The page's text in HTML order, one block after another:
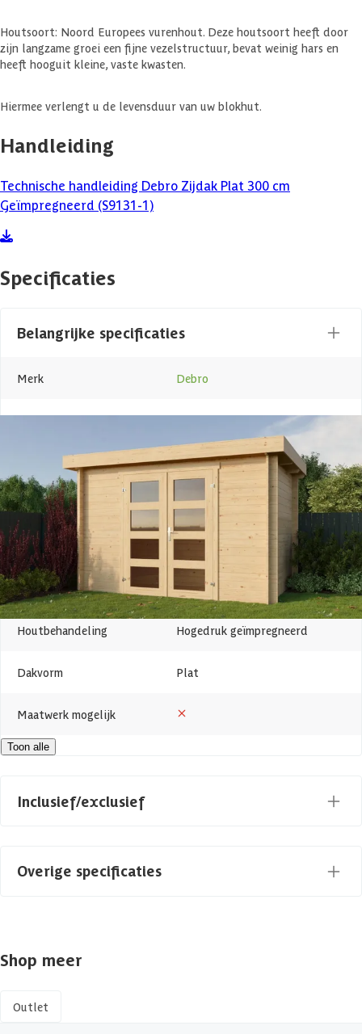
Houtsoort: Noord Europees vurenhout. Deze houtsoort heeft door
zijn langzame groei een fijne vezelstructuur, bevat weinig hars en
heeft hooguit kleine, vaste kwasten.
Hiermee verlengt u de levensduur van uw blokhut.
Handleiding
Technische handleiding Debro Zijdak Plat 300 cm
Geïmpregneerd (S9131-1)
Specificaties
Belangrijke specificaties
Merk Debro
240 cm
Hoogte 213 cm
Oppervlakte 7 m2
Wanddikte 28 mm
Houtbehandeling Hogedruk geïmpregneerd
Dakvorm Plat
Maatwerk mogelijk
Houtsoort
Kleur
Azalp artikelcode
Toon alle
Inclusief/exclusief
Overige specificaties
Gespiegeld te monteren
Isolatieglas
Shop meer
Outlet